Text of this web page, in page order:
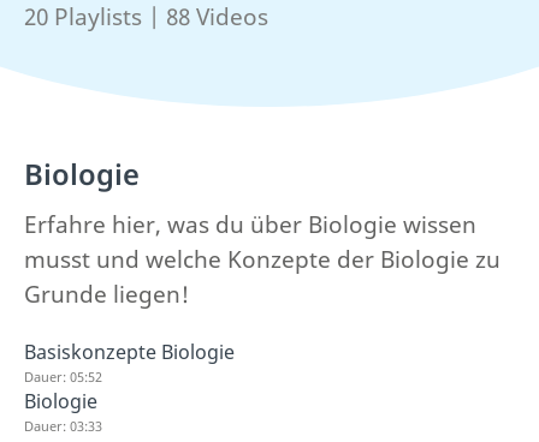
20 Playlists | 88 Videos
Biologie
Erfahre hier, was du über Biologie wissen
musst und welche Konzepte der Biologie zu
Grunde liegen!
Basiskonzepte Biologie
Dauer: 05:52
Biologie
Dauer: 03:33